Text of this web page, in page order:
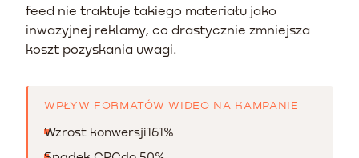
feed nie traktuje takiego materiału jako
inwazyjnej reklamy, co drastycznie zmniejsza
koszt pozyskania uwagi.
WPŁYW FORMATÓW WIDEO NA KAMPANIE
Wzrost konwersji161%